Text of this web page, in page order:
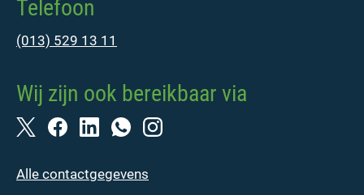
Telefoon
(013) 529 13 11
Wij zijn ook bereikbaar via
Alle contactgegevens